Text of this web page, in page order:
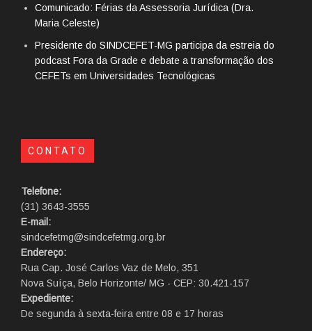
Comunicado: Férias da Assessoria Jurídica (Dra.
Maria Celeste)
Presidente do SINDCEFET-MG participa da estreia do
podcast Fora da Grade e debate a transformação dos
CEFETs em Universidades Tecnológicas
CONTATO
Telefone:
(31) 3643-3555
E-mail:
sindcefetmg@sindcefetmg.org.br
Endereço:
Rua Cap. José Carlos Vaz de Melo, 351
Nova Suíça, Belo Horizonte/ MG - CEP: 30.421-157
Expediente:
De segunda à sexta-feira entre 08 e 17 horas